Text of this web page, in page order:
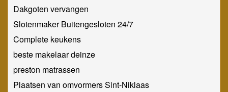
Dakgoten vervangen
Slotenmaker Buitengesloten 24/7
Complete keukens
beste makelaar deinze
preston matrassen
Plaatsen van omvormers Sint-Niklaas